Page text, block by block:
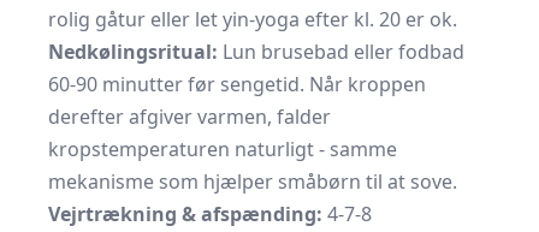
rolig gåtur eller let yin-yoga efter kl. 20 er ok.
Nedkølingsritual: Lun brusebad eller fodbad
60-90 minutter før sengetid. Når kroppen
derefter afgiver varmen, falder
kropstemperaturen naturligt - samme
mekanisme som hjælper småbørn til at sove.
Vejrtrækning & afspænding: 4-7-8